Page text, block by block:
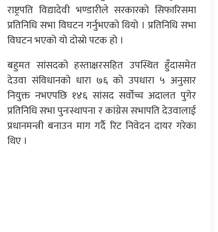
राष्ट्रपति विद्यादेवी भण्डारीले सरकारको सिफारिसमा
प्रतिनिधि सभा विघटन गर्नुभएको थियो । प्रतिनिधि सभा
विघटन भएको यो दोस्रो पटक हो ।
बहुमत सांसदको हस्ताक्षरसहित उपस्थित हुँदासमेत
देउवा संविधानको धारा ७६ को उपधारा ५ अनुसार
नियुक्त नभएपछि १४६ सांसद सर्वोच्च अदालत पुगेर
प्रतिनिधि सभा पुनःस्थापना र कांग्रेस सभापति देउवालाई
प्रधानमन्त्री बनाउन माग गर्दै रिट निवेदन दायर गरेका
थिए ।